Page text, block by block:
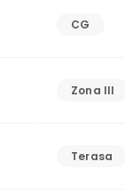
CG
Zona III
Terasa